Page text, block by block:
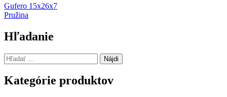
Navigácia
v
článku
Gufero 15x26x7
Pružina
Hľadanie
Hľadať:
Kategórie produktov